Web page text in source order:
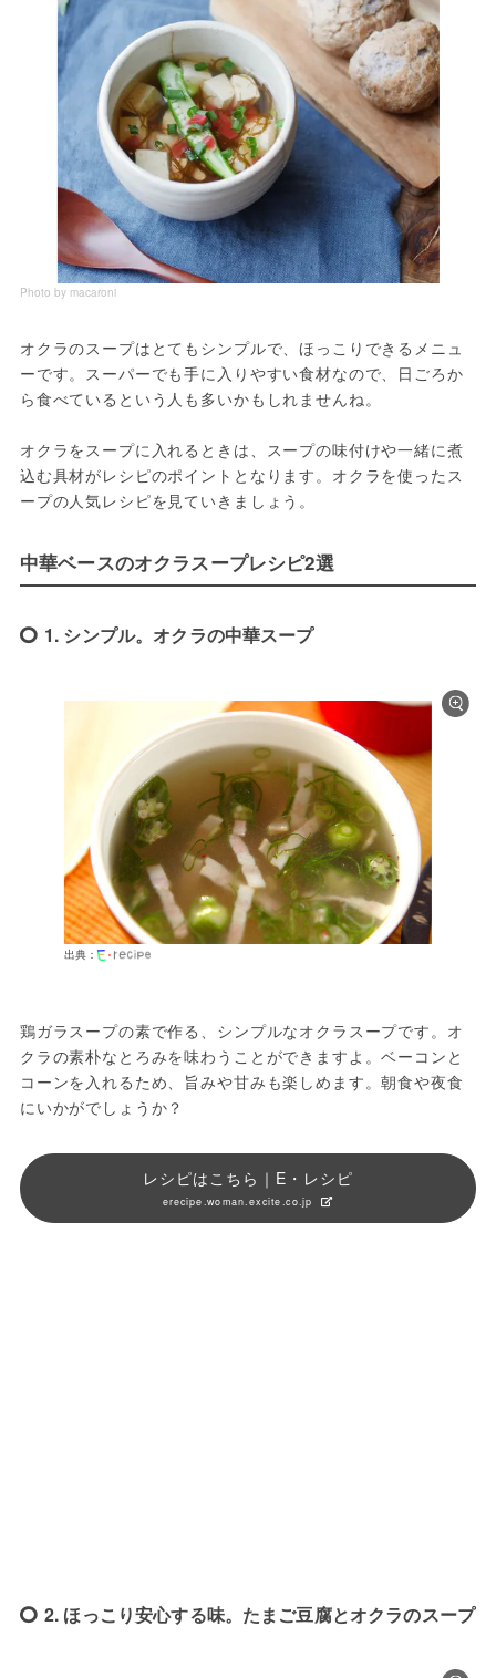
Photo by macaroni
オクラのスープはとてもシンプルで、ほっこりできるメニュ
ーです。スーパーでも手に入りやすい食材なので、日ごろか
ら食べているという人も多いかもしれませんね。
オクラをスープに入れるときは、スープの味付けや一緒に煮
込む具材がレシピのポイントとなります。オクラを使ったス
ープの人気レシピを見ていきましょう。
中華ベースのオクラスープレシピ2選
1. シンプル。オクラの中華スープ
出典：
鶏ガラスープの素で作る、シンプルなオクラスープです。オ
クラの素朴なとろみを味わうことができますよ。ベーコンと
コーンを入れるため、旨みや甘みも楽しめます。朝食や夜食
にいかがでしょうか？
レシピはこちら｜E・レシピ
erecipe.woman.excite.co.jp
2. ほっこり安心する味。たまご豆腐とオクラのスープ